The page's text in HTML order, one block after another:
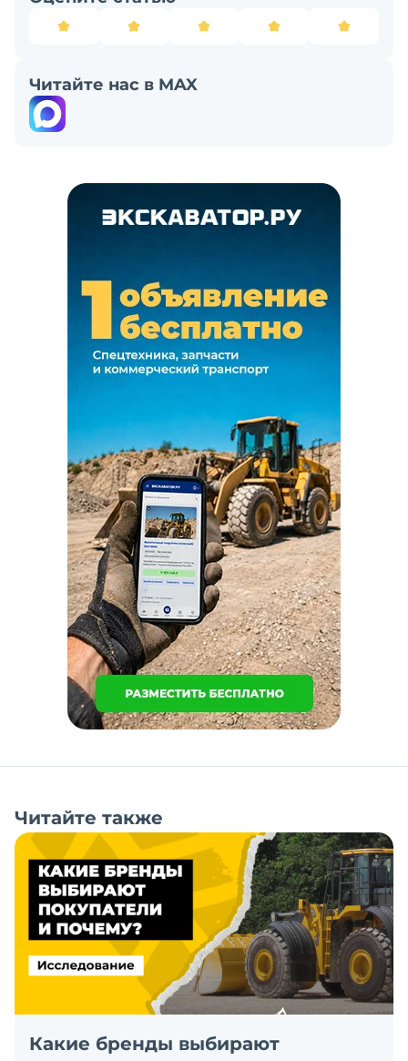
Читайте нас в MAX
Читайте также
Какие бренды выбирают